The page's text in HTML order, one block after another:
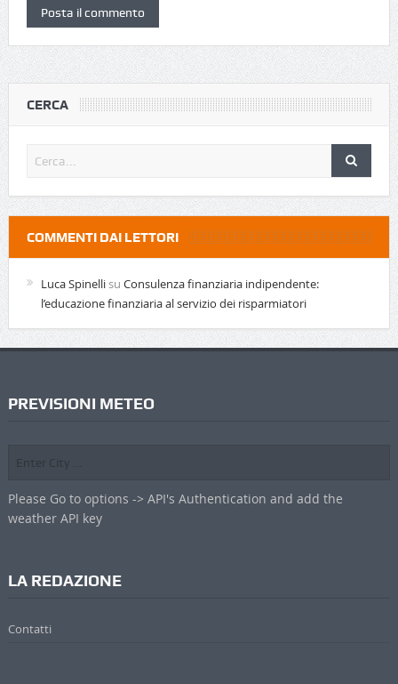
CERCA
COMMENTI DAI LETTORI
Luca Spinellisu Consulenza finanziaria indipendente:
l’educazione finanziaria al servizio dei risparmiatori
PREVISIONI METEO
Please Go to options -> API's Authentication and add the
weather API key
LA REDAZIONE
Contatti